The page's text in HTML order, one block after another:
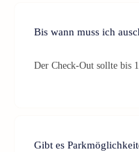
Bis wann muss ich
Der Check-Out sollte bis
Gibt es